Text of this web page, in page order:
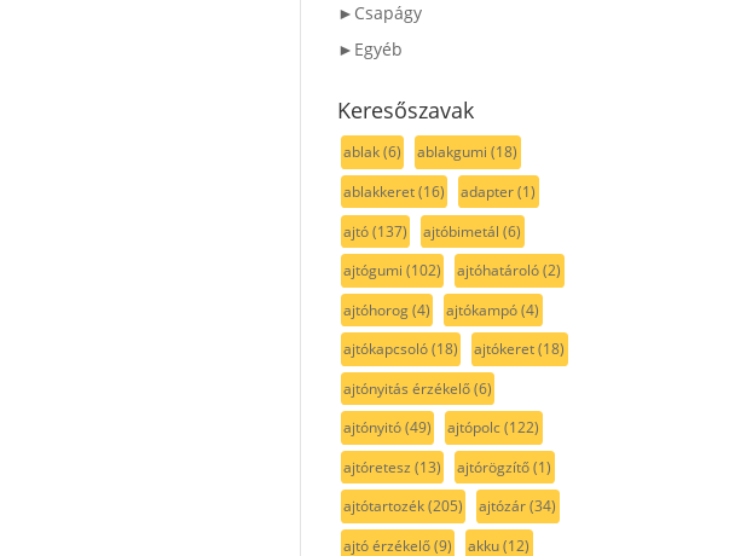
►Csapágy
►Egyéb
Keresőszavak
ablak(6) ablakgumi (18)
ablakkeret(16) adapter(1)
ajtó(137) ajtóbimetál (6)
ajtógumi (102) ajtóhatároló(2)
ajtóhorog(4) ajtókampó(4)
ajtókapcsoló(18) ajtókeret(18)
ajtónyitás érzékelő(6)
ajtónyitó(49) ajtópolc(122)
ajtóretesz (13) ajtórögzítő(1)
ajtótartozék(205) ajtózár(34)
ajtó érzékelő(9) akku(12)